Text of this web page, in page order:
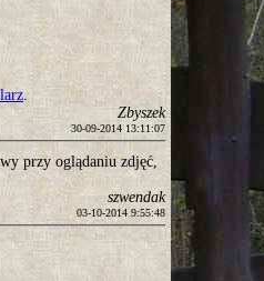
.
Zbyszek
30-09-2014 13:11:07
przy oglądaniu zdjęć,
szwendak
03-10-2014 9:55:48